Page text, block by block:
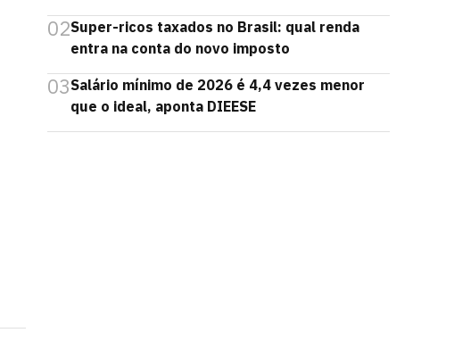
02Super-ricos taxados no Brasil: qual renda
entra na conta do novo imposto
03Salário mínimo de 2026 é 4,4 vezes menor
que o ideal, aponta DIEESE